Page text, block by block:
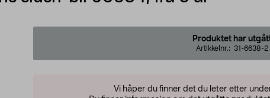
Produktet har
Artikkelnr.: 31-6638-2
Vi håper du finner det du leter etter